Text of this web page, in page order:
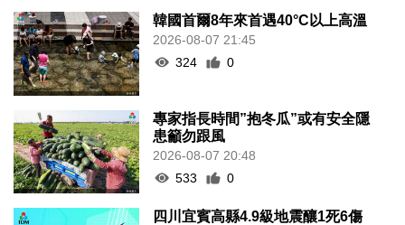
韓國首爾8年來首遇40°C以上高溫
2026-08-07 21:45
324
0
專家指長時間”抱冬瓜”或有安全隱
患籲勿跟風
2026-08-07 20:48
533
0
四川宜賓高縣4.9級地震釀1死6傷